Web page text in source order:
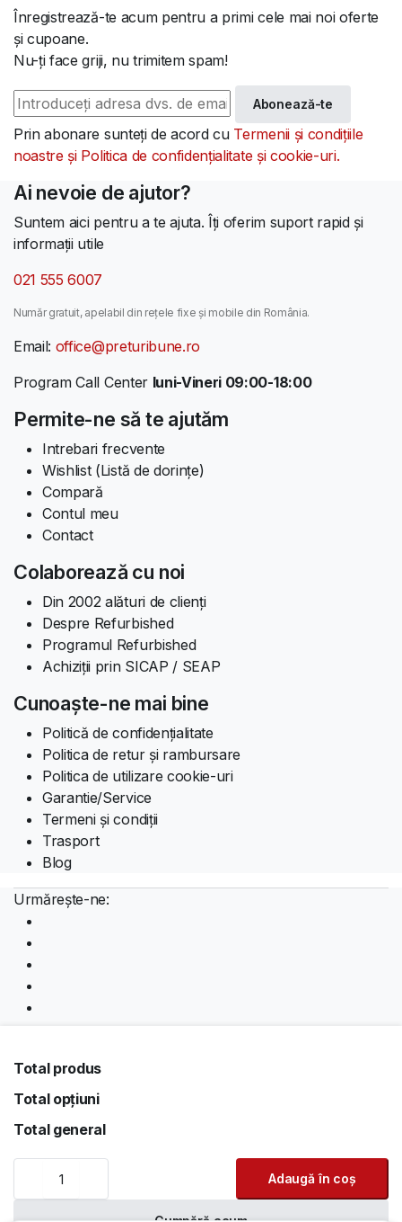
Total produs
Total opțiuni
Total general
ThinkCentre
M900
Adaugă în coș
Înregistrează-te acum pentru a primi cele mai noi oferte
și cupoane.
Nu-ți face griji, nu trimitem spam!
Abonează-te
Prin abonare sunteți de acord cu Termenii și condițiile
noastre și Politica de confidențialitate și cookie-uri.
Ai nevoie de ajutor?
Suntem aici pentru a te ajuta. Îți oferim suport rapid și
informații utile
021 555 6007
Număr gratuit, apelabil din rețele fixe și mobile din România.
Email: office@preturibune.ro
Program Call Center luni-Vineri 09:00-18:00
Permite-ne să te ajutăm
Intrebari frecvente
Wishlist (Listă de dorințe)
Compară
Contul meu
Contact
Colaborează cu noi
Din 2002 alături de clienți
Despre Refurbished
Programul Refurbished
Achiziții prin SICAP / SEAP
Cunoaște-ne mai bine
Politică de confidențialitate
Politica de retur și rambursare
Politica de utilizare cookie-uri
Garantie/Service
Termeni și condiții
Trasport
Blog
Urmărește-ne:
Copyright 2026 © PreturiBune. Toate drepturile
Acceptăm: